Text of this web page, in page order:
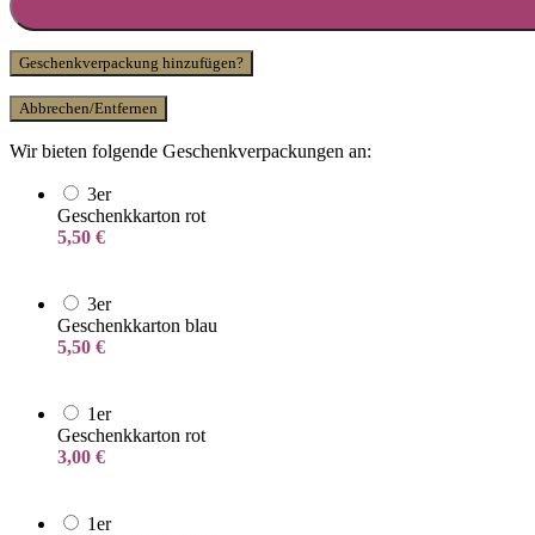
Geschenkverpackung hinzufügen?
Abbrechen/Entfernen
Wir bieten folgende Geschenkverpackungen an:
3er
Geschenkkarton rot
5,50 €
3er
Geschenkkarton blau
5,50 €
1er
Geschenkkarton rot
3,00 €
1er